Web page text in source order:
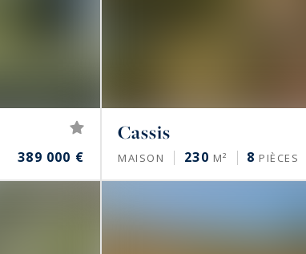
389 000 €
Cassis
MAISON 230 M² 8 PIÈCES